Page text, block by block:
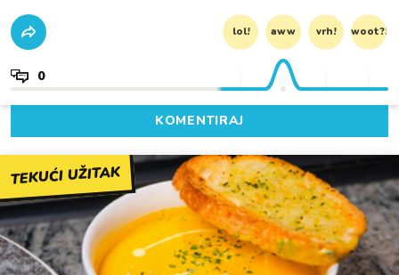
lol! aww vrh! woot?!
0
KOMENTIRAJ
TEKUĆI UŽITAK